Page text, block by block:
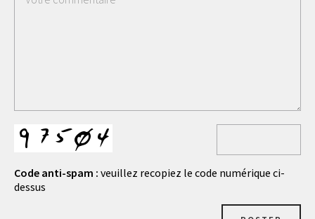
Code anti-spam : veuillez recopiez le code numérique ci-
dessus